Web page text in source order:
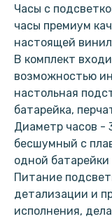
Часы с
часы премиум
настоящей
В комплект
возможностью
настольная
батарейка,
Диаметр часов -
бесшумный с
одной
Питание
детализации и
исполнения,